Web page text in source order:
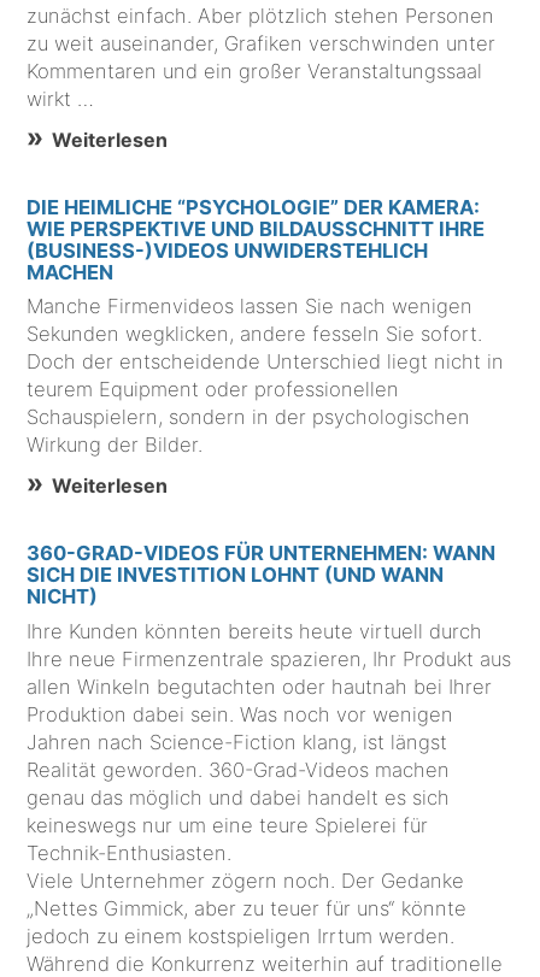
zunächst einfach. Aber plötzlich stehen Personen
zu weit auseinander, Grafiken verschwinden unter
Kommentaren und ein großer Veranstaltungssaal
wirkt …
Weiterlesen
DIE HEIMLICHE “PSYCHOLOGIE” DER KAMERA:
WIE PERSPEKTIVE UND BILDAUSSCHNITT IHRE
(BUSINESS-)VIDEOS UNWIDERSTEHLICH
MACHEN
Manche Firmenvideos lassen Sie nach wenigen
Sekunden wegklicken, andere fesseln Sie sofort.
Doch der entscheidende Unterschied liegt nicht in
teurem Equipment oder professionellen
Schauspielern, sondern in der psychologischen
Wirkung der Bilder.
Weiterlesen
360-GRAD-VIDEOS FÜR UNTERNEHMEN: WANN
SICH DIE INVESTITION LOHNT (UND WANN
NICHT)
Ihre Kunden könnten bereits heute virtuell durch
Ihre neue Firmenzentrale spazieren, Ihr Produkt aus
allen Winkeln begutachten oder hautnah bei Ihrer
Produktion dabei sein. Was noch vor wenigen
Jahren nach Science-Fiction klang, ist längst
Realität geworden. 360-Grad-Videos machen
genau das möglich und dabei handelt es sich
keineswegs nur um eine teure Spielerei für
Technik-Enthusiasten.
Viele Unternehmer zögern noch. Der Gedanke
„Nettes Gimmick, aber zu teuer für uns“ könnte
jedoch zu einem kostspieligen Irrtum werden.
Während die Konkurrenz weiterhin auf traditionelle